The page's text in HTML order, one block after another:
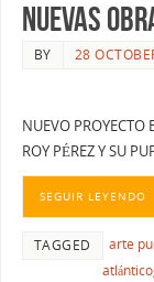
NUEVAS
BY 28
NUEVO PROYECTO
ROY PÉREZ Y SU
SEGUIR LEYENDO
TAGGED arte
atlántico,